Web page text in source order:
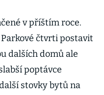
v příštím roce.
čtvrti postavit
dalších domů ale
poptávce
stovky bytů na